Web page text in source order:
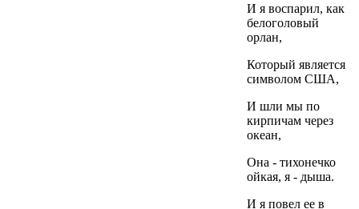
И я воспарил, как
белоголовый
орлан,
Который является
символом США,
И шли мы по
кирпичам через
океан,
Она - тихонечко
ойкая, я - дыша.
И я повел ее в